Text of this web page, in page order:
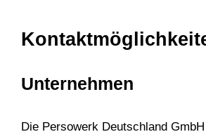
Unternehmen
Die Persowerk Deutschland GmbH